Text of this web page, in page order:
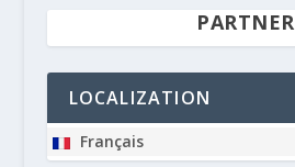
PARTNER
LOCALIZATION
Français